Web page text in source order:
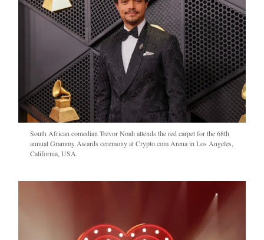
South African comedian Trevor Noah attends the red carpet for the 68th
annual Grammy Awards ceremony at Crypto.com Arena in Los Angeles,
California, USA.